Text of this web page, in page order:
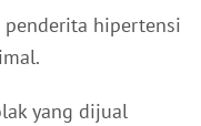
penderita hipertensi
yang dijual